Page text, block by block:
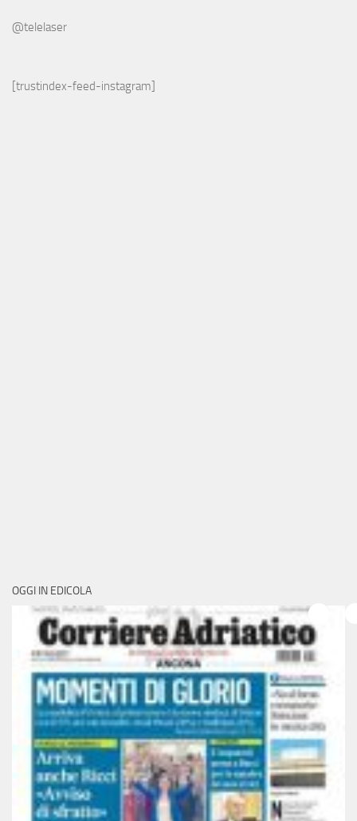
@telelaser
[trustindex-feed-instagram]
OGGI IN EDICOLA